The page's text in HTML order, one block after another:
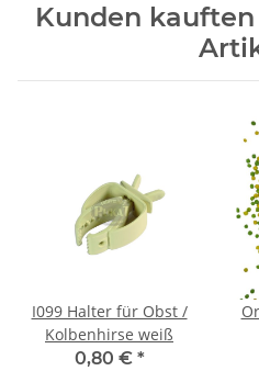
Kunden
I099 Halter für Obst /
Kolbenhirse weiß
0,80 € *